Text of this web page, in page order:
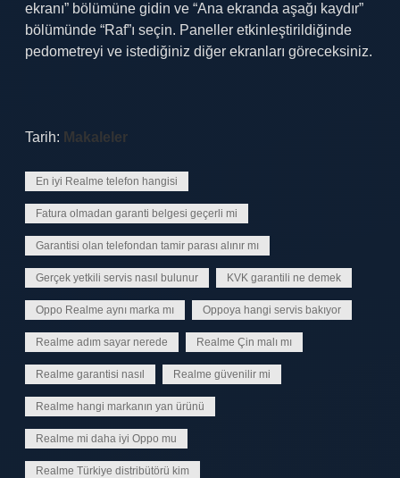
ekranı” bölümüne gidin ve “Ana ekranda aşağı kaydır”
bölümünde “Raf”ı seçin. Paneller etkinleştirildiğinde
pedometreyi ve istediğiniz diğer ekranları göreceksiniz.
Tarih: Makaleler
En iyi Realme telefon hangisi
Fatura olmadan garanti belgesi geçerli mi
Garantisi olan telefondan tamir parası alınır mı
Gerçek yetkili servis nasıl bulunur KVK garantili ne demek
Oppo Realme aynı marka mı Oppoya hangi servis bakıyor
Realme adım sayar nerede Realme Çin malı mı
Realme garantisi nasıl Realme güvenilir mi
Realme hangi markanın yan ürünü
Realme mi daha iyi Oppo mu
Realme Türkiye distribütörü kim